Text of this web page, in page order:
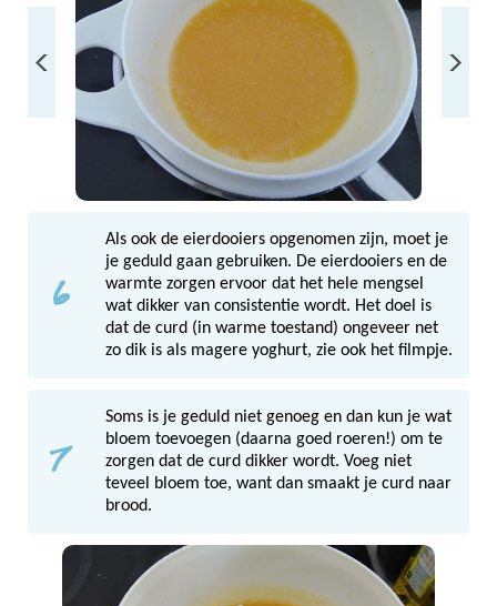
6
Als ook de eierdooiers opgenomen zijn, moet je
je geduld gaan gebruiken. De eierdooiers en de
warmte zorgen ervoor dat het hele mengsel
wat dikker van consistentie wordt. Het doel is
dat de curd (in warme toestand) ongeveer net
zo dik is als magere yoghurt, zie ook het filmpje.
7
Soms is je geduld niet genoeg en dan kun je wat
bloem toevoegen (daarna goed roeren!) om te
zorgen dat de curd dikker wordt. Voeg niet
teveel bloem toe, want dan smaakt je curd naar
brood.